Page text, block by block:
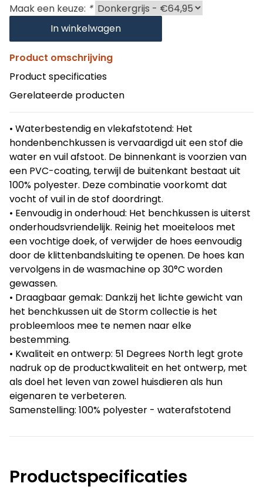
Maak een keuze: *
In winkelwagen
Product omschrijving
Product specificaties
Gerelateerde producten
• Waterbestendig en vlekafstotend: Het
hondenbenchkussen is vervaardigd uit een stof die
water en vuil afstoot. De binnenkant is voorzien van
een PVC-coating, terwijl de buitenkant bestaat uit
100% polyester. Deze combinatie voorkomt dat
vocht of vuil in de stof doordringt.
• Eenvoudig in onderhoud: Het benchkussen is uiterst
onderhoudsvriendelijk. Reinig het moeiteloos met
een vochtige doek, of verwijder de hoes eenvoudig
door de klittenbandsluiting te openen. De hoes kan
vervolgens in de wasmachine op 30°C worden
gewassen.
• Draagbaar gemak: Dankzij het lichte gewicht van
het benchkussen uit de Storm collectie is het
probleemloos mee te nemen naar elke
bestemming.
• Kwaliteit en ontwerp: 51 Degrees North legt grote
nadruk op de productkwaliteit en het ontwerp, met
als doel het leven van zowel huisdieren als hun
eigenaren te verbeteren.
Samenstelling: 100% polyester - waterafstotend
Productspecificaties